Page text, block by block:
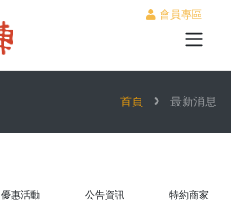
會員專區
首頁 最新消息
優惠活動 公告資訊 特約商家